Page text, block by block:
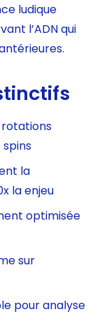
ludique
l’ADN qui
rotations
la
la enjeu
optimisée
sur
pour analyse